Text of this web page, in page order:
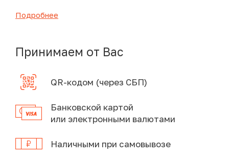
Подробнее
Принимаем от Вас
QR-кодом (через СБП)
Банковской картой
или электронными валютами
Наличными при самовывозе